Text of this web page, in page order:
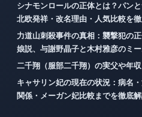
シナモンロールの正体とは？パン
北欧発祥・改名理由・人気比較を徹
力道山刺殺事件の真相：襲撃犯の
娘説、与謝野晶子と木村雅彦のミ
二千翔（服部二千翔）の実父や年
キャサリン妃の現在の状況：病名
関係・メーガン妃比較までを徹底解